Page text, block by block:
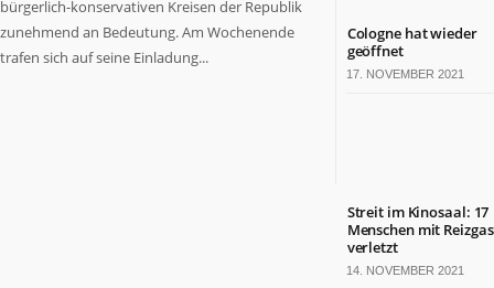
bürgerlich-konservativen Kreisen der Republik
zunehmend an Bedeutung. Am Wochenende
trafen sich auf seine Einladung...
Cologne hat wieder
geöffnet
17. NOVEMBER 2021
Streit im Kinosaal: 17
Menschen mit Reizgas
verletzt
14. NOVEMBER 2021